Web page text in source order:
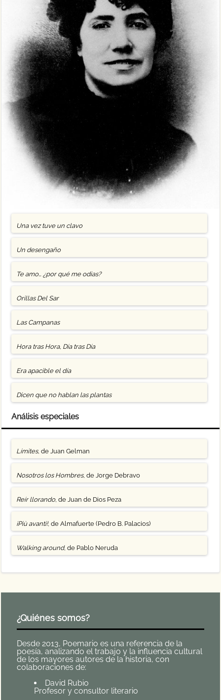
Una vez tuve un clavo
Un desengaño
Te amo… ¿por qué me odias?
Orillas Del Sar
Las Campanas
Hora tras Hora, Día tras Día
Era apacible el día
Dicen que no hablan las plantas
Análisis especiales
Límites, de Juan Gelman
Nosotros los Hombres, de Jorge Debravo
Reír llorando, de Juan de Dios Peza
¡Più avanti!, de Almafuerte (Pedro B. Palacios)
Walking around, de Pablo Neruda
¿Quiénes somos?
Desde 2013, Poemario es una referencia de la
poesía, analizando el trabajo y la influencia cultural
de los mayores autores de la historia, con
colaboraciones de:
David Rubio
Profesor y consultor literario